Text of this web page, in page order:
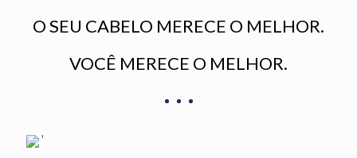
O SEU CABELO MERECE O MELHOR.
VOCÊ MERECE O MELHOR.